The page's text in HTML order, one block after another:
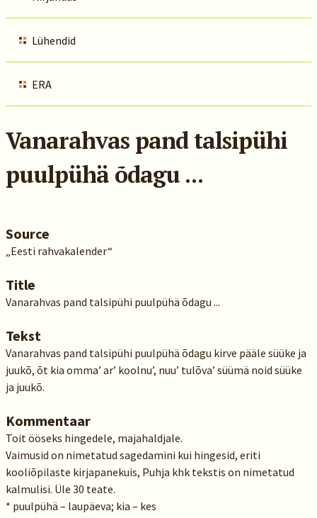
Lühendid
ERA
Vanarahvas pand talsipühi
puulpühä õdagu ...
Source
„Eesti rahvakalender“
Title
Vanarahvas pand talsipühi puulpühä õdagu ...
Tekst
Vanarahvas pand talsipühi puulpühä õdagu kirve pääle süüke ja
juukõ, õt kia omma’ ar’ koolnu’, nuu’ tulõva’ süümä noid süüke
ja juukõ.
Kommentaar
Toit ööseks hingedele, majahaldjale.
Vaimusid on nimetatud sagedamini kui hingesid, eriti
kooliõpilaste kirjapanekuis, Puhja khk tekstis on nimetatud
kalmulisi. Üle 30 teate.
* puulpühä – laupäeva; kia – kes